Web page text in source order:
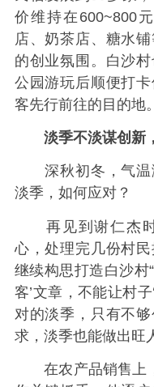
价维持在600~800
店、奶茶店、糖水
的创业氛围。白沙
公园游玩后顺便打
客先行前往的目的地。
淡季不淡谋创新，
深秋初冬，气温
淡季，如何应对？
再见到谢仁杰时
心，处理完几份村
继续构思打造白沙村
客’文章，不能让村
对的淡季，只有不
求，淡季也能做出旺
在农产品销售上，